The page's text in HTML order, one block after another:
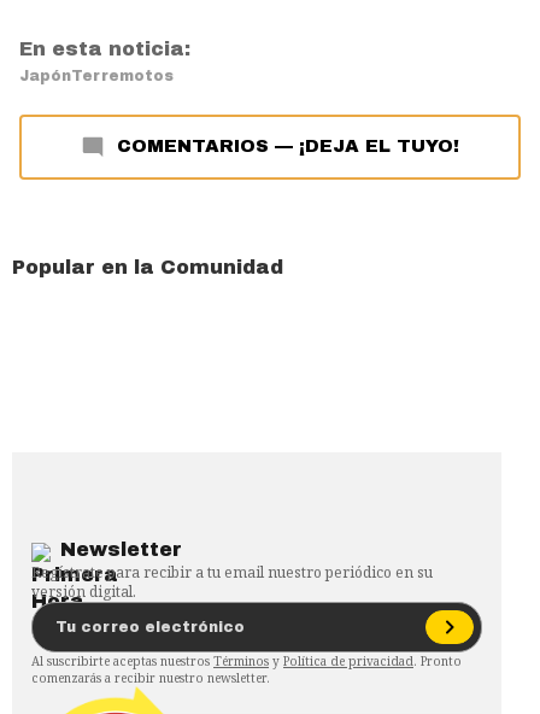
En esta noticia:
JapónTerremotos
COMENTARIOS — ¡DEJA EL TUYO!
Popular en la Comunidad
Newsletter
Regístrate para recibir a tu email nuestro periódico en su
versión digital.
Al suscribirte aceptas nuestros Términos y Política de privacidad. Pronto
comenzarás a recibir nuestro newsletter.